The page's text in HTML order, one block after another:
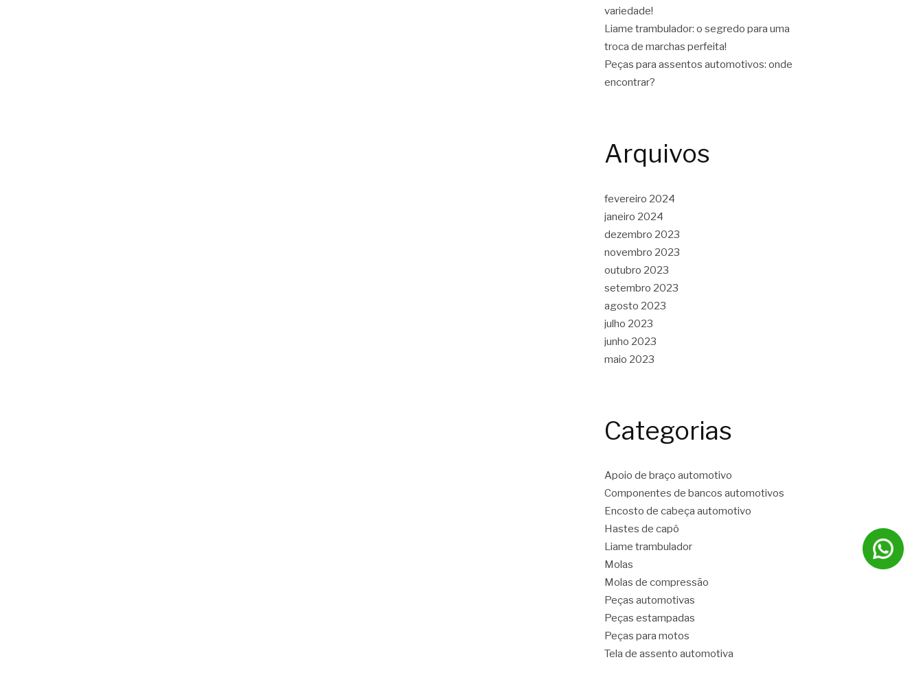
variedade!
Liame trambulador: o segredo para uma
troca de marchas perfeita!
Peças para assentos automotivos: onde
encontrar?
Arquivos
fevereiro 2024
janeiro 2024
dezembro 2023
novembro 2023
outubro 2023
setembro 2023
agosto 2023
julho 2023
junho 2023
maio 2023
Categorias
Apoio de braço automotivo
Componentes de bancos automotivos
Encosto de cabeça automotivo
Hastes de capô
Liame trambulador
Molas
Molas de compressão
Peças automotivas
Peças estampadas
Peças para motos
Tela de assento automotiva